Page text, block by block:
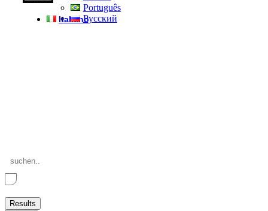
Italiano
Português
Русский
Search
...
Results